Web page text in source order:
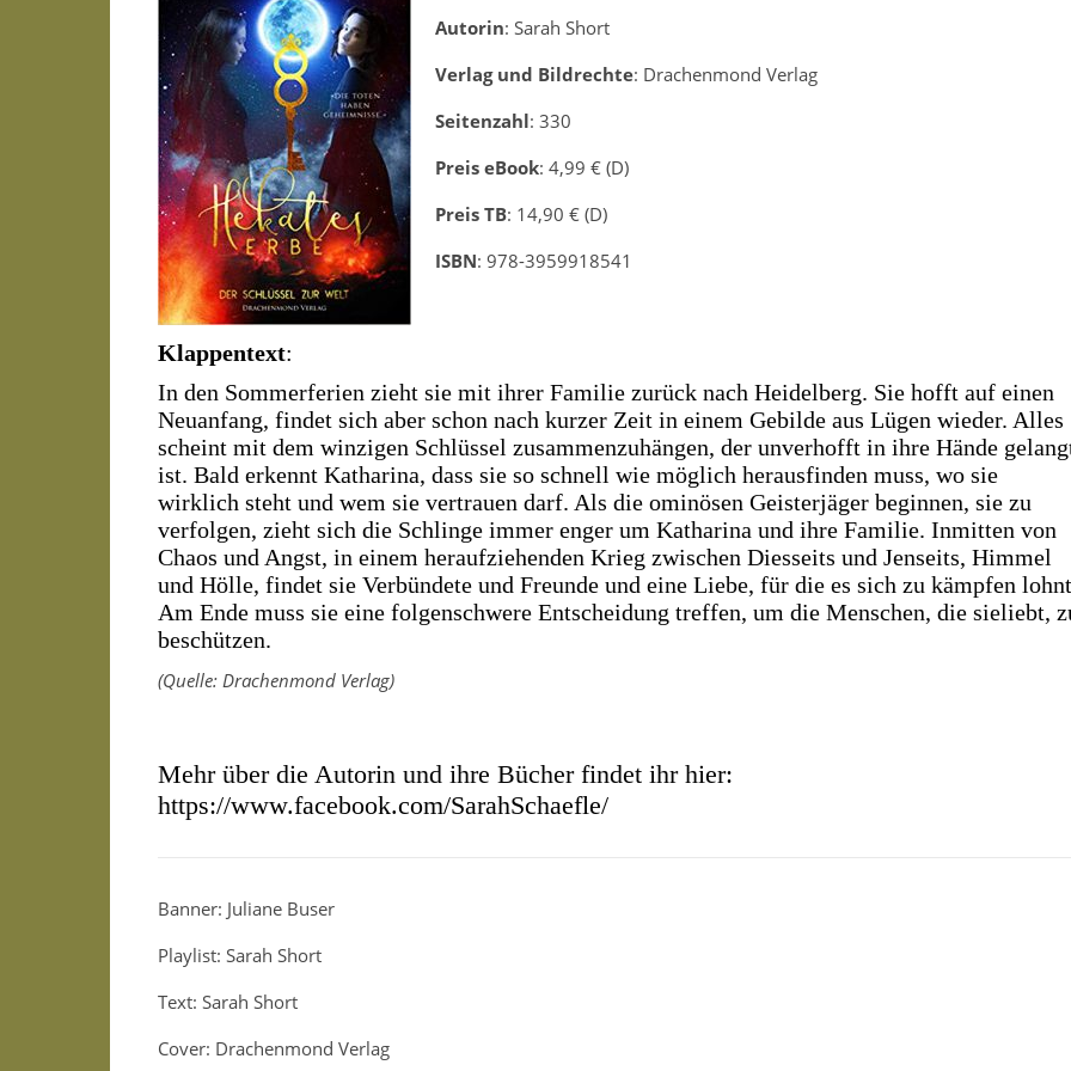
Autorin: Sarah Short
Verlag und Bildrechte: Drachenmond Verlag
Seitenzahl: 330
Preis eBook: 4,99 € (D)
Preis TB: 14,90 € (D)
ISBN: 978-3959918541
Klappentext:
In den Sommerferien zieht sie mit ihrer Familie zurück nach Heidelberg. Sie hofft auf einen
Neuanfang, findet sich aber schon nach kurzer Zeit in einem Gebilde aus Lügen wieder. Alles
scheint mit dem winzigen Schlüssel zusammenzuhängen, der unverhofft in ihre Hände
ist. Bald erkennt Katharina, dass sie so schnell wie möglich herausfinden muss, wo sie
wirklich steht und wem sie vertrauen darf. Als die ominösen Geisterjäger beginnen, sie zu
verfolgen, zieht sich die Schlinge immer enger um Katharina und ihre Familie. Inmitten von
Chaos und Angst, in einem heraufziehenden Krieg zwischen Diesseits und Jenseits, Himmel
und Hölle, findet sie Verbündete und Freunde und eine Liebe, für die es sich zu kämpfen
Am Ende muss sie eine folgenschwere Entscheidung treffen, um die Menschen, die sieliebt,
beschützen.
(Quelle: Drachenmond Verlag)
Mehr über die Autorin und ihre Bücher findet ihr hier:
https://www.facebook.com/SarahSchaefle/
Banner: Juliane Buser
Playlist: Sarah Short
Text: Sarah Short
Cover: Drachenmond Verlag